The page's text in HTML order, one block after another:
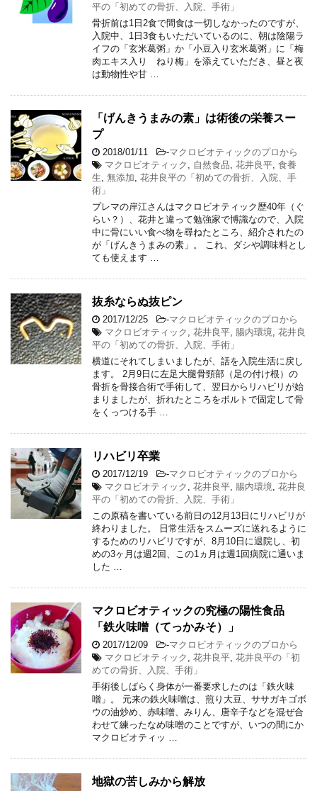
平の「初めての骨折、入院、手術」
骨折前は1日2食で間食は一切しなかったのですが、
入院中、1日3食もいただいているのに、朝は陰陽ラ
イフの「玄米葛粥」か「小豆入り玄米葛粥」に「梅
肉エキス入り ねり梅」を添えていただき、昼と夜
は動物性や甘 …
「げんきうまみの素」は術後の栄養スー
プ
2018/01/11 -マクロビオティックのプロから
マクロビオティック , 自然食品, 花井良平, 食養
生, 無添加, 花井良平の「初めての骨折、入院、手
術」
プレマの岸江さんはマクロビオティック歴40年（ぐ
らい？）、花井と違って勉強家で博識なので、入院
中に骨にいい食べ物を尋ねたところ、紹介されたの
が「げんきうまみの素」。 これ、ダシや調味料とし
ても使えます …
抜糸ならぬ抜ピン
2017/12/25 -マクロビオティックのプロから
マクロビオティック , 花井良平, 腸内環境, 花井良
平の「初めての骨折、入院、手術」
横道にそれてしまいましたが、話を入院生活に戻し
ます。 2月9日に左足大腿骨頸部（足の付け根）の
骨折を骨接合術で手術して、翌日からリハビリが始
まりましたが、折れたところをボルトで固定して骨
をくっつける手 …
リハビリ卒業
2017/12/19 -マクロビオティックのプロから
マクロビオティック , 花井良平, 腸内環境, 花井良
平の「初めての骨折、入院、手術」
この原稿を書いている前日の12月13日にリハビリが
終わりました。 日常生活をスムーズに送れるように
するためのリハビリですが、8月10日に退院し、初
めの3ヶ月は週2回、この1ヵ月は週1回病院に通いま
した …
マクロビオティックの究極の陽性食品
「鉄火味噌（てっかみそ）」
2017/12/09 -マクロビオティックのプロから
マクロビオティック , 花井良平, 花井良平の「初
めての骨折、入院、手術」
手術後しばらく身体が一番要求したのは「鉄火味
噌」。 元来の鉄火味噌は、煎り大豆、ササガキゴボ
ウの油炒め、赤味噌、みりん、唐辛子などを混ぜ合
わせて練ったなめ味噌のことですが、いつの間にか
マクロビオティッ …
地獄の苦しみから解放